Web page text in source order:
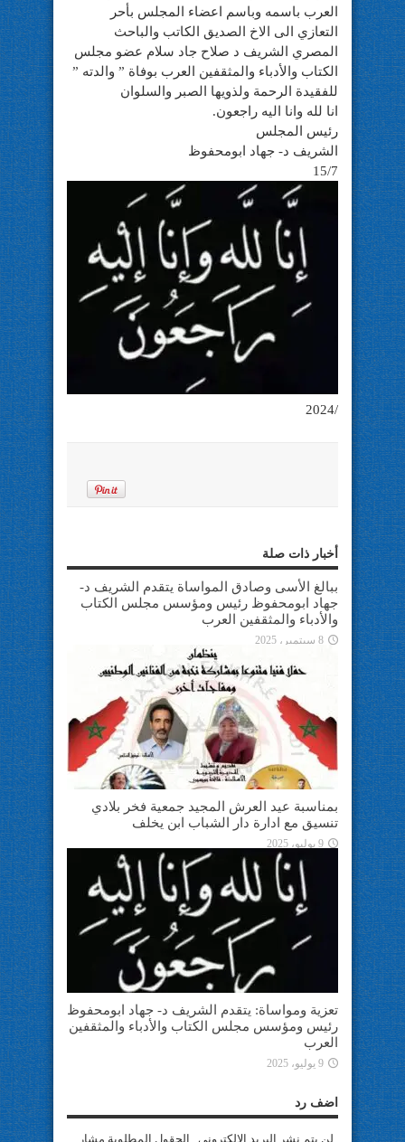
العرب باسمه وباسم اعضاء المجلس بأحر
التعازي الى الاخ الصديق الكاتب والباحث
المصري الشريف د صلاح جاد سلام عضو مجلس
الكتاب والأدباء والمثقفين العرب بوفاة ” والدته ”
للفقيدة الرحمة ولذويها الصبر والسلوان
انا لله وانا اليه راجعون.
رئيس المجلس
الشريف د- جهاد ابومحفوظ
15/7
/2024
أخبار ذات صلة
ببالغ الأسى وصادق المواساة يتقدم الشريف د-
جهاد ابومحفوظ رئيس ومؤسس مجلس الكتاب
والأدباء والمثقفين العرب
8 سبتمبر، 2025
بمناسبة عيد العرش المجيد جمعية فخر بلادي
تنسيق مع ادارة دار الشباب ابن يخلف
9 يوليو، 2025
تعزية ومواساة: يتقدم الشريف د- جهاد ابومحفوظ
رئيس ومؤسس مجلس الكتاب والأدباء والمثقفين
العرب
9 يوليو، 2025
اضف رد
لن يتم نشر البريد الإلكتروني . الحقول المطلوبة مشار